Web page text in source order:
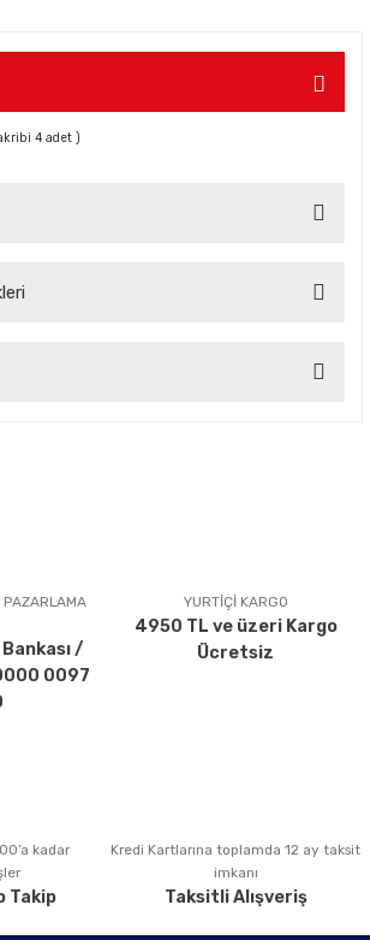
4 adet )
eksik bilgiler bulunuyor.
hatalar bulunuyor.
sitelerden daha pahalı.
farklı alternatifler olmalı.
Gönder
PAZARLAMA
/
0097
YURTİÇİ KARGO
4950 TL ve üzeri Kargo
Ücretsiz
kadar
Takip
Kredi Kartlarına toplamda 12 ay taksit
imkanı
Taksitli Alışveriş